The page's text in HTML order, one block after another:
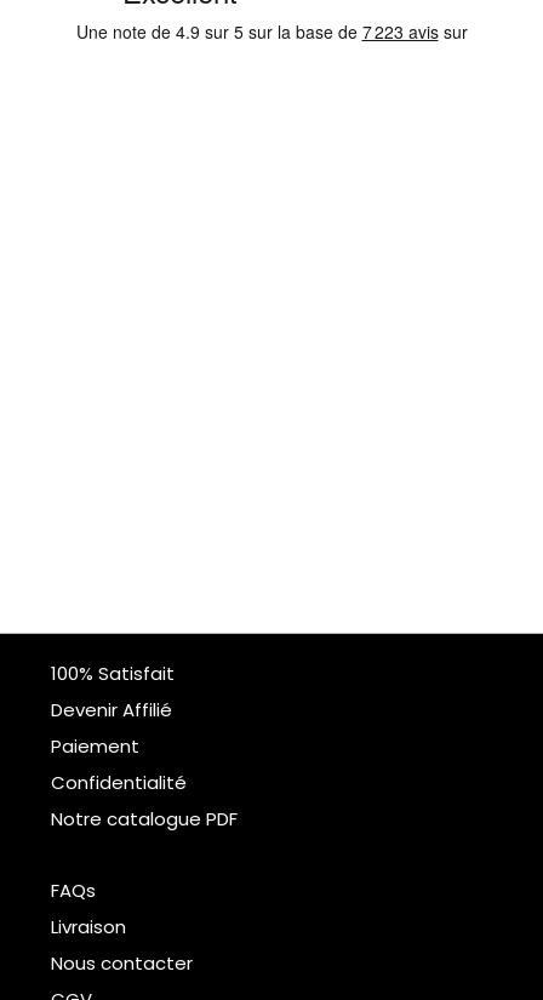
100% Satisfait
Devenir Affilié
Paiement
Confidentialité
Notre catalogue PDF
FAQs
Livraison
Nous contacter